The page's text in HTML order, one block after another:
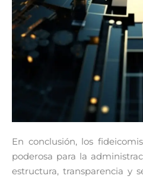
En conclusión, los
poderosa para la
estructura, transparencia y